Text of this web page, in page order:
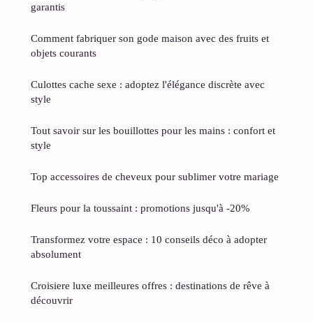
garantis
Comment fabriquer son gode maison avec des fruits et
objets courants
Culottes cache sexe : adoptez l'élégance discrète avec
style
Tout savoir sur les bouillottes pour les mains : confort et
style
Top accessoires de cheveux pour sublimer votre mariage
Fleurs pour la toussaint : promotions jusqu'à -20%
Transformez votre espace : 10 conseils déco à adopter
absolument
Croisiere luxe meilleures offres : destinations de rêve à
découvrir